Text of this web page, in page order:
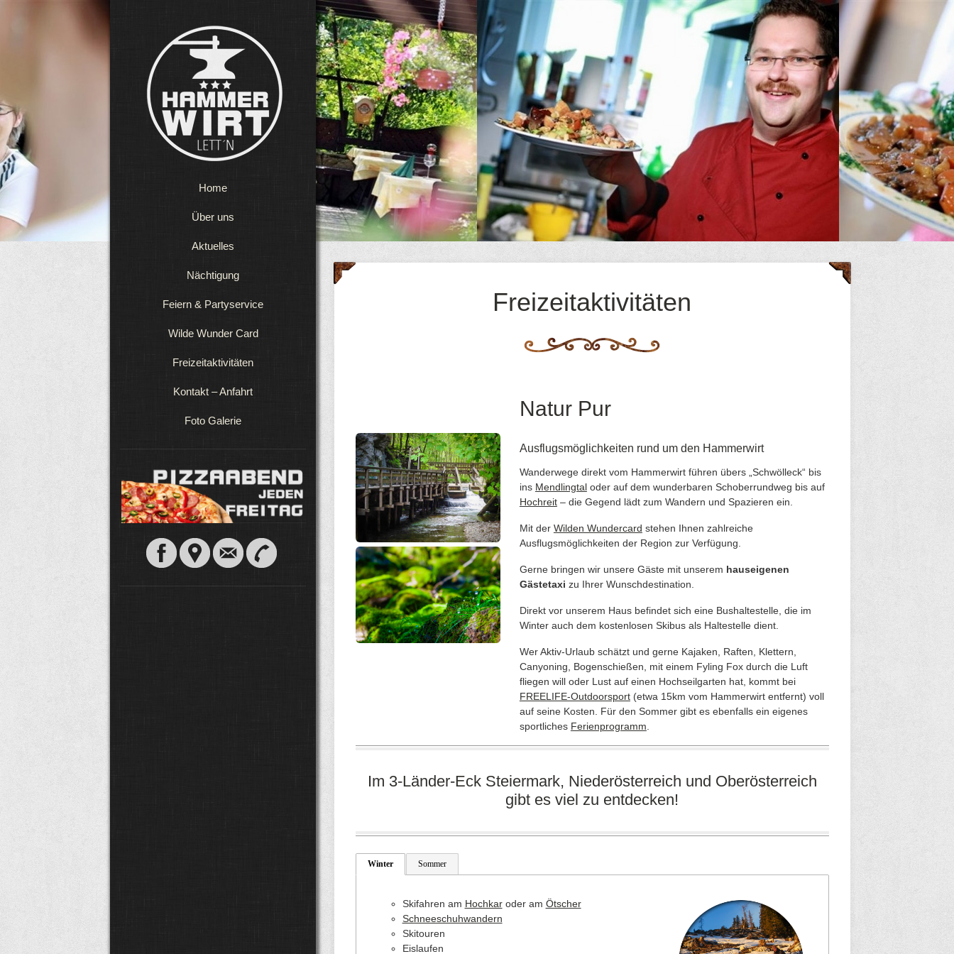
Home
Über uns
Aktuelles
Nächtigung
Feiern & Partyservice
Wilde Wunder Card
Freizeitaktivitäten
Kontakt – Anfahrt
Foto Galerie
Freizeitaktivitäten
Natur Pur
Ausflugsmöglichkeiten rund um den Hammerwirt
Wanderwege direkt vom Hammerwirt führen übers „Schwölleck“ bis
ins Mendlingtaloder auf dem wunderbaren Schoberrundweg bis auf
Hochreit– die Gegend lädt zum Wandern und Spazieren ein.
Mit der Wilden Wundercard stehen Ihnen zahlreiche
Ausflugsmöglichkeiten der Region zur Verfügung.
Gerne bringen wir unsere Gäste mit unserem hauseigenen
Gästetaxi zu Ihrer Wunschdestination.
Direkt vor unserem Haus befindet sich eine Bushaltestelle, die im
Winter auch dem kostenlosen Skibus als Haltestelle dient.
Wer Aktiv-Urlaub schätzt und gerne Kajaken, Raften, Klettern,
Canyoning, Bogenschießen, mit einem Fyling Fox durch die Luft
fliegen will oder Lust auf einen Hochseilgarten hat, kommt bei
FREELIFE-Outdoorsport(etwa 15km vom Hammerwirt entfernt) voll
auf seine Kosten. Für den Sommer gibt es ebenfalls ein eigenes
sportliches Ferienprogramm
Im 3-Länder-Eck Steiermark, Niederösterreich und Oberösterreich
gibt es viel zu entdecken!
Winter Sommer
Skifahren am Hochkaroder am Ötscher
Schneeschuhwandern
Skitouren
Eislaufen